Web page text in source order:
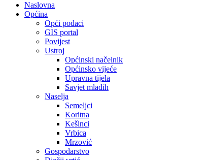
Naslovna
Općina
Opći podaci
GIS portal
Povijest
Ustroj
Općinski načelnik
Općinsko vijeće
Upravna tijela
Savjet mladih
Naselja
Semeljci
Koritna
Kešinci
Vrbica
Mrzović
Gospodarstvo